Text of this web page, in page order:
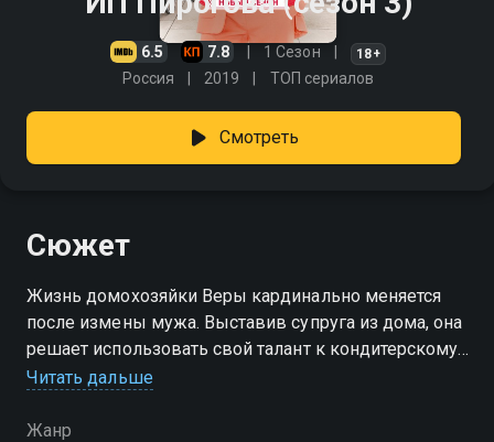
6.5 7.8 1 Сезон 18+
Россия 2019 ТОП сериалов
Смотреть
Сюжет
Жизнь домохозяйки Веры кардинально меняется
после измены мужа. Выставив супруга из дома, она
решает использовать свой талант к кондитерскому
искусству и открыть сладкий бизнес.
Посмотреть онлайн 3 сезон сериала ИП Пирогова
Читать дальше
Жанр